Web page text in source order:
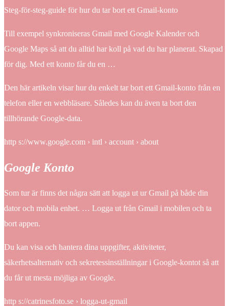
Steg-för-steg-guide för hur du tar bort ett Gmail-konto
Till exempel synkroniseras Gmail med Google Kalender och
Google Maps så att du alltid har koll på vad du har planerat. Skapad
för dig. Med ett konto får du en …
Den här artikeln visar hur du enkelt tar bort ett Gmail-konto från en
telefon eller en webbläsare. Således kan du även ta bort den
tillhörande Google-data.
http s://www.google.com › intl › account › about
Google Konto
Som tur är finns det några sätt att logga ut ur Gmail på både din
dator och mobila enhet. … Logga ut från Gmail i mobilen och ta
bort appen.
Du kan visa och hantera dina uppgifter, aktiviteter,
säkerhetsalternativ och sekretessinställningar i Google-kontot så att
du får ut mesta möjliga av Google.
http s://catrinesfoto.se › logga-ut-gmail